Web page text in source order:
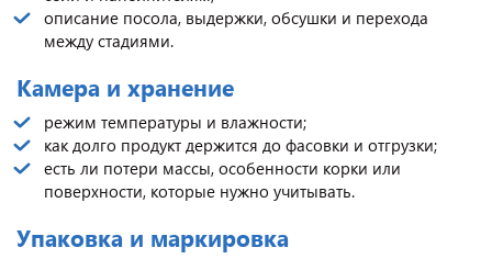
описание посола, выдержки, обсушки и перехода
между стадиями.
Камера и хранение
режим температуры и влажности;
как долго продукт держится до фасовки и отгрузки;
есть ли потери массы, особенности корки или
поверхности, которые нужно учитывать.
Упаковка и маркировка